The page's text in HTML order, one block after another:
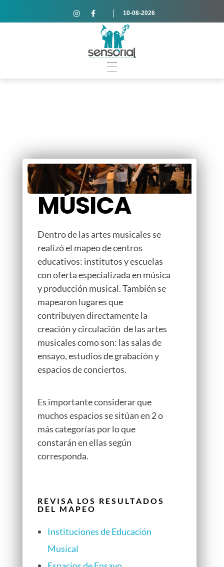
10-08-2026
MÚSICA
Dentro de las artes musicales se
realizó el mapeo de centros
educativos: institutos y escuelas
con oferta especializada en música
y producción musical. También se
mapearon lugares que
contribuyen directamente la
creación y circulación de las artes
musicales como son: las salas de
ensayo, estudios de grabación y
espacios de conciertos.
Es importante considerar que
muchos espacios se sitúan en 2 o
más categorías por lo que
constarán en ellas según
corresponda.
REVISA LOS RESULTADOS
DEL MAPEO
Instituciones de Educación
Musical